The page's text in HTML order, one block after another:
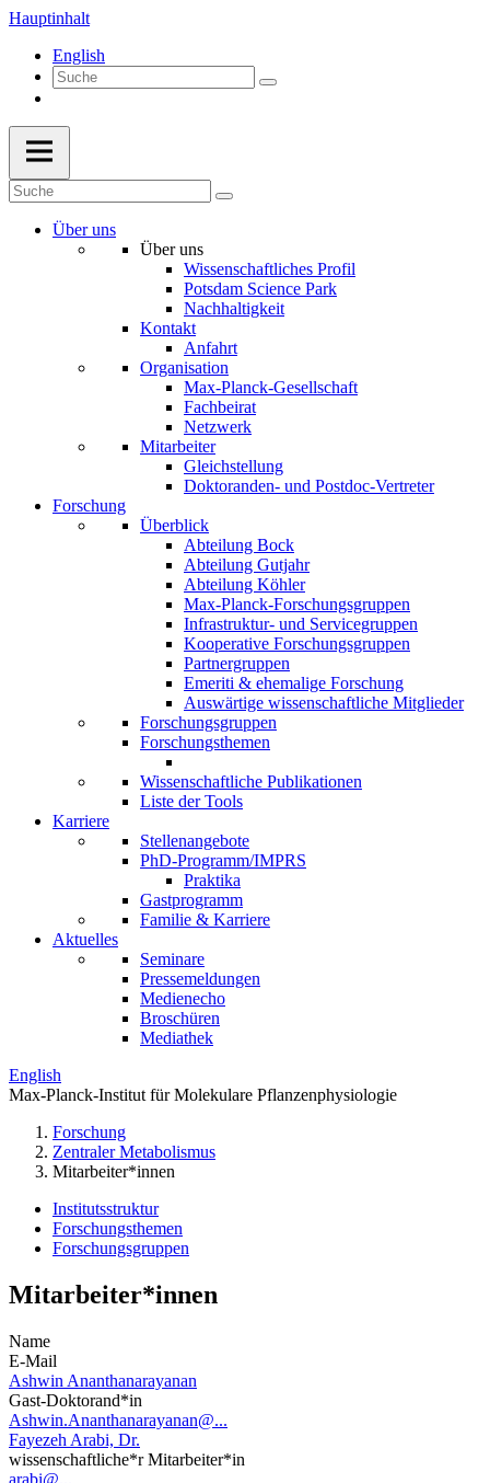
Hauptinhalt
English
Über uns
Über uns
Wissenschaftliches Profil
Potsdam Science Park
Nachhaltigkeit
Kontakt
Anfahrt
Organisation
Max-Planck-Gesellschaft
Fachbeirat
Netzwerk
Mitarbeiter
Gleichstellung
Doktoranden- und Postdoc-Vertreter
Forschung
Überblick
Abteilung Bock
Abteilung Gutjahr
Abteilung Köhler
Max-Planck-Forschungsgruppen
Infrastruktur- und Servicegruppen
Kooperative Forschungsgruppen
Partnergruppen
Emeriti & ehemalige Forschung
Auswärtige wissenschaftliche Mitglieder
Forschungsgruppen
Forschungsthemen
Wissenschaftliche Publikationen
Liste der Tools
Karriere
Stellenangebote
PhD-Programm/IMPRS
Praktika
Gastprogramm
Familie & Karriere
Aktuelles
Seminare
Pressemeldungen
Medienecho
Broschüren
Mediathek
English
Max-Planck-Institut für Molekulare Pflanzenphysiologie
Forschung
Zentraler Metabolismus
Mitarbeiter*innen
Institutsstruktur
Forschungsthemen
Forschungsgruppen
Mitarbeiter*innen
Name
E-Mail
Ashwin Ananthanarayanan
Gast-Doktorand*in
Ashwin.Ananthanarayanan@...
Fayezeh Arabi, Dr.
wissenschaftliche*r Mitarbeiter*in
arabi@...